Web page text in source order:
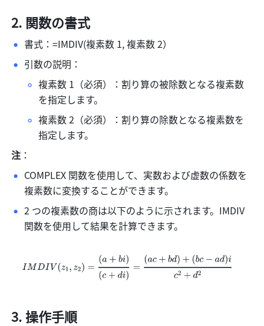
関数の書式
書式：=IMDIV(複素数 1, 複素数 2）
引数の説明：
複素数 1（必須）：割り算の被除数となる複素数
を指定します。
複素数 2（必須）：割り算の除数となる複素数を
指定します。
注 ：
COMPLEX 関数を使用して、実数および虚数の係数を
複素数に変換することができます。
2 つの複素数の商は以下のように示されます。IMDIV
関数を使用して結果を計算できます。
操作手順